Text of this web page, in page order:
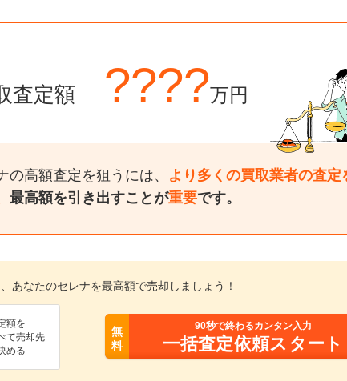
査定額 ????万円
の高額査定を狙うには、
より多くの買取業者の査定
最高額を引き出すことが重要です。
あなたのセレナを最高額で売却しましょう！
額を
て売却先
める
無
料
90秒で終わるカンタン入力
一括査定依頼スタート